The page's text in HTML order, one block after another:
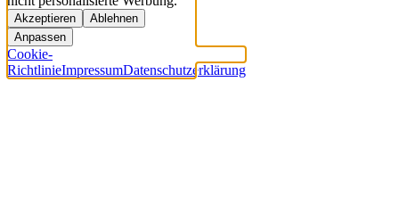
Akzeptieren
Ablehnen
Anpassen
Cookie-
RichtlinieImpressumDatenschutzerklärung